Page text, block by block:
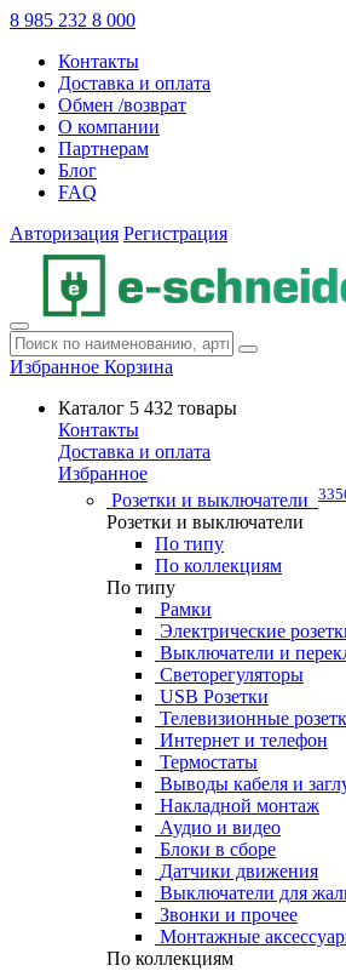
8 985 232 8 000
Контакты
Доставка и оплата
Обмен /возврат
О компании
Партнерам
Блог
FAQ
Авторизация Регистрация
Избранное Корзина
Каталог 5 432 товары
Контакты
Доставка и оплата
Избранное
Розетки и выключатели
Розетки и выключатели
По типу
По коллекциям
По типу
Рамки
Электрические
Выключатели и
Светорегуляторы
USB Розетки
Телевизионные
Интернет и телефон
Термостаты
Выводы кабеля и
Накладной монтаж
Аудио и видео
Блоки в сборе
Датчики движения
Выключатели для
Звонки и прочее
Монтажные
По коллекциям